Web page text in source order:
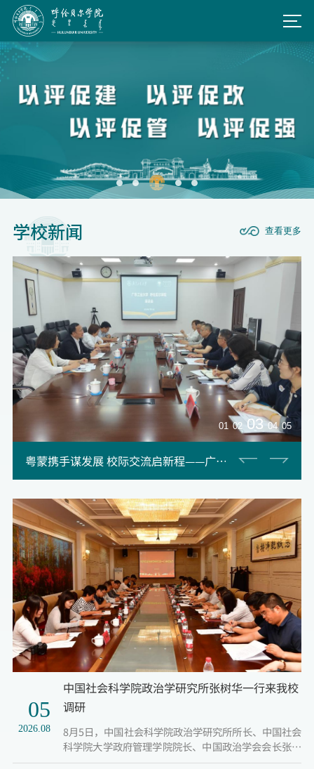
学校新闻 查看更多
粤蒙携手谋发展 校际交流启新程——广东工业大学来我校开展调研交流
01 02 03 04 05
05
2026.08
中国社会科学院政治学研究所张树华一行来我校
调研
8月5日，中国社会科学院政治学研究所所长、中国社会
科学院大学政府管理学院院长、中国政治学会会长张树
华研究员一行到我校开展调研座谈，校党委委员、副校